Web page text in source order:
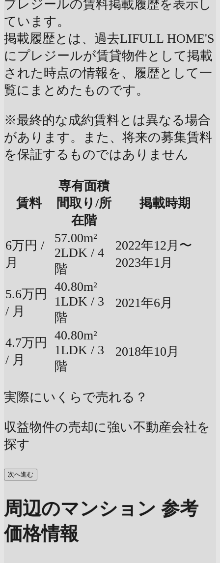
プレジールの賃料掲載履歴を表示し
ています。
掲載履歴とは、過去LIFULL HOME'S
にプレジールが賃貸物件として掲載
された時点の情報を、履歴として一
覧にまとめたものです。
※最終的な成約賃料とは異なる場合
があります。また、将来の募集賃料
を保証するものではありません
賃料
専有面積
間取り/所
在階
掲載時期
6万円 /
月
57.00m²
2LDK / 4
階
2022年12月〜
2023年1月
5.6万円
/ 月
40.80m²
1LDK / 3
階
2021年6月
4.7万円
/ 月
40.80m²
1LDK / 3
階
2018年10月
実際にいくらで売れる？
収益物件の売却に強い不動産会社を
探す
次へ進む
周辺のマンション 参考
価格情報